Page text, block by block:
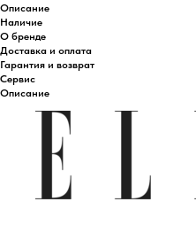
Описание
Наличие
О бренде
Доставка и оплата
Гарантия и возврат
Сервис
Описание